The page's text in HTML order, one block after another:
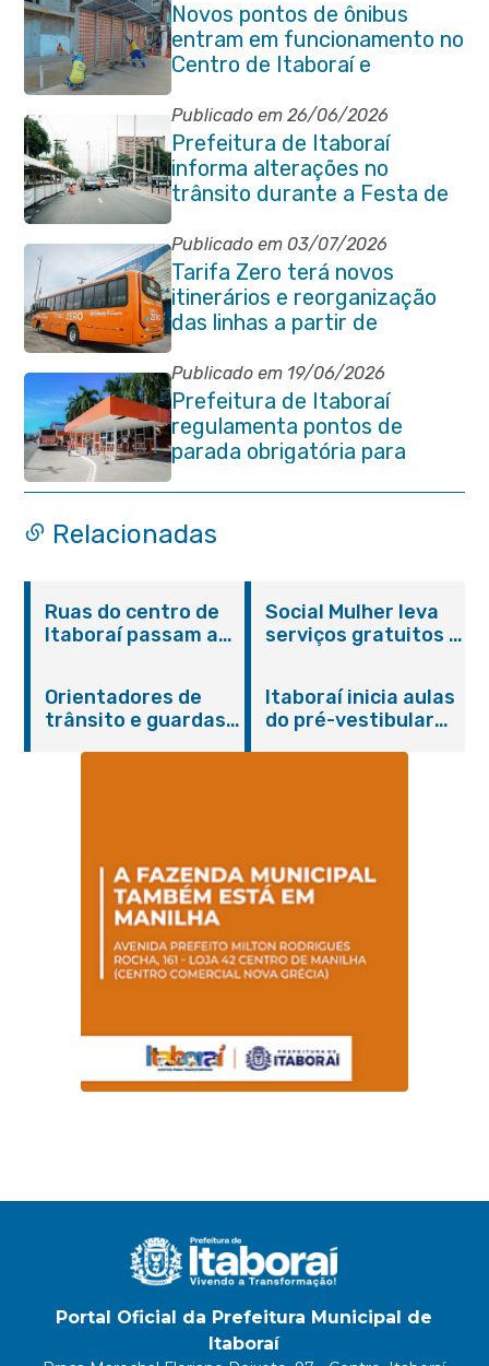
Novos pontos de ônibus
entram em funcionamento no
Centro de Itaboraí e
garantem mais conforto à
população
Publicado em 26/06/2026
Prefeitura de Itaboraí
informa alterações no
trânsito durante a Festa de
São Pedro Apóstolo
Publicado em 03/07/2026
Tarifa Zero terá novos
itinerários e reorganização
das linhas a partir de
segunda-feira (06/07)
Publicado em 19/06/2026
Prefeitura de Itaboraí
regulamenta pontos de
parada obrigatória para
transporte coletivo na
Avenida 22 de Maio
Relacionadas
Ruas do centro de
Itaboraí passam a
Social Mulher leva
serviços gratuitos à
sexta-feira (07/08)
Orientadores de
trânsito e guardas
Itaboraí inicia aulas
do pré-vestibular
Portal Oficial da Prefeitura Municipal de
Itaboraí